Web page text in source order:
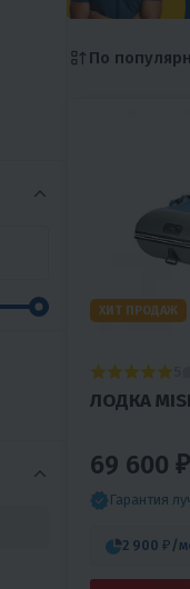
По
ХИТ ПРОДАЖ
ЛОДКА
69 600 ₽
Гарантия
2 900 ₽ /